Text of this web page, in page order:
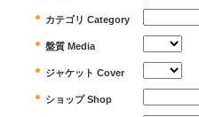
カテゴリ Category
盤質 Media
ジャケット Cover
ショップ Shop